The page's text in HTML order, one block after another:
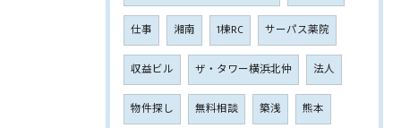
仕事 湘南 1棟RC サーパス薬院
収益ビル ザ・タワー横浜北仲 法人
物件探し 無料相談 築浅 熊本